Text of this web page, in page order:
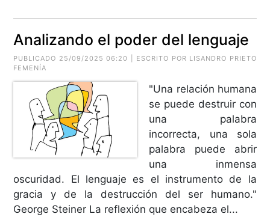
Analizando el poder del lenguaje
PUBLICADO 25/09/2025 06:20 | ESCRITO POR LISANDRO PRIETO
FEMENÍA
"Una relación humana
se puede destruir con
una palabra
incorrecta, una sola
palabra puede abrir
una inmensa
oscuridad. El lenguaje es el instrumento de la
gracia y de la destrucción del ser humano."
George Steiner La reflexión que encabeza el...